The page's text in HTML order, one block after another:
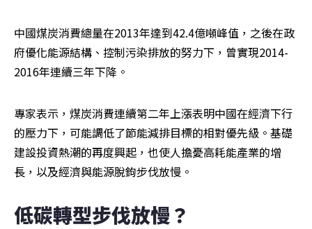
中國煤炭消費總量在2013年達到42.4億噸峰值，之後在政
府優化能源結構、控制污染排放的努力下，曾實現2014-
2016年連續三年下降。
專家表示，煤炭消費連續第二年上漲表明中國在經濟下行
的壓力下，可能調低了節能減排目標的相對優先級。基礎
建設投資熱潮的再度興起，也使人擔憂高耗能產業的增
長，以及經濟與能源脫鉤步伐放慢。
低碳轉型步伐放慢？